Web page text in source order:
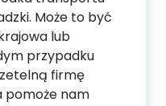
Może to być
lub
przypadku
firmę
pomoże nam